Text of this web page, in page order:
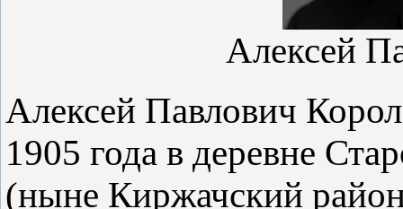
Алексей
Алексей Павлович
1905 года в деревне
(ныне Киржачский